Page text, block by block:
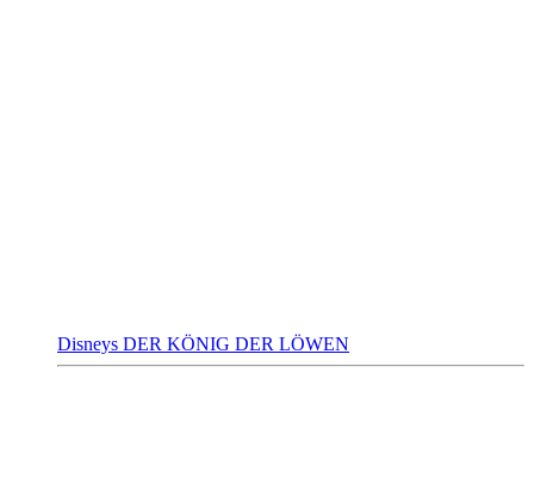
Disneys DER KÖNIG DER LÖWEN